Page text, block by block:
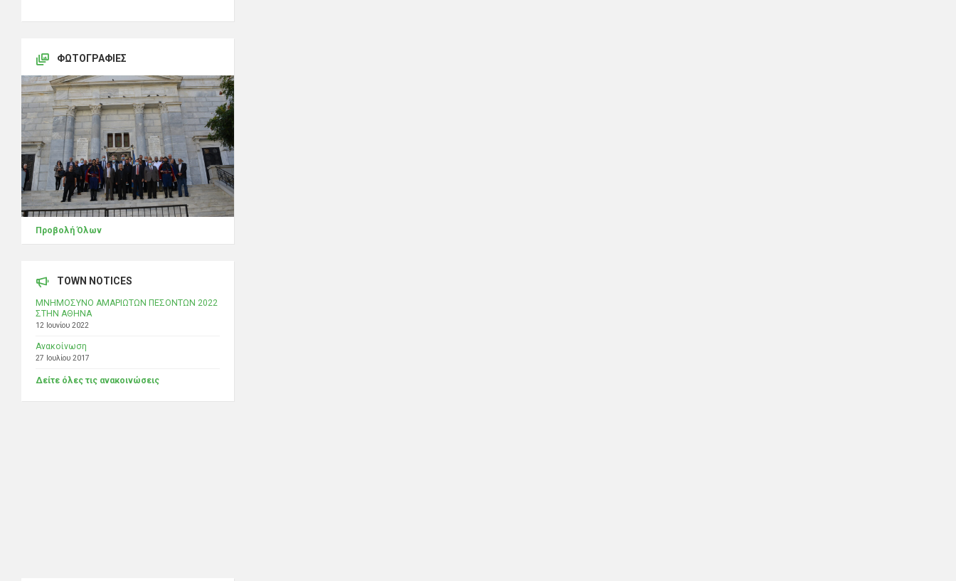
ΦΩΤΟΓΡΑΦΊΕΣ
Προβολή Όλων
TOWN NOTICES
ΜΝΗΜΟΣΥΝΟ ΑΜΑΡΙΩΤΩΝ ΠΕΣΟΝΤΩΝ 2022
ΣΤΗΝ ΑΘΗΝΑ
12 Ιουνίου 2022
Ανακοίνωση
27 Ιουλίου 2017
Δείτε όλες τις ανακοινώσεις